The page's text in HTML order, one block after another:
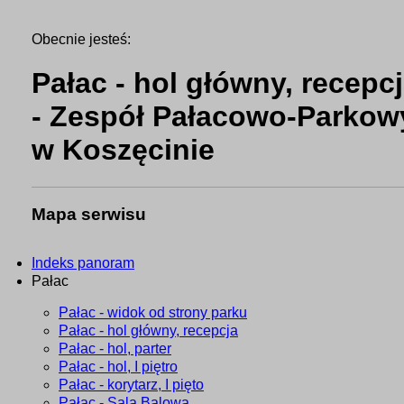
Obecnie jesteś:
Pałac - hol główny,
- Zespół Pałacowo-
w Koszęcinie
Mapa serwisu
Indeks panoram
Pałac
Pałac - widok od strony parku
Pałac - hol główny, recepcja
Pałac - hol, parter
Pałac - hol, I piętro
Pałac - korytarz, I pięto